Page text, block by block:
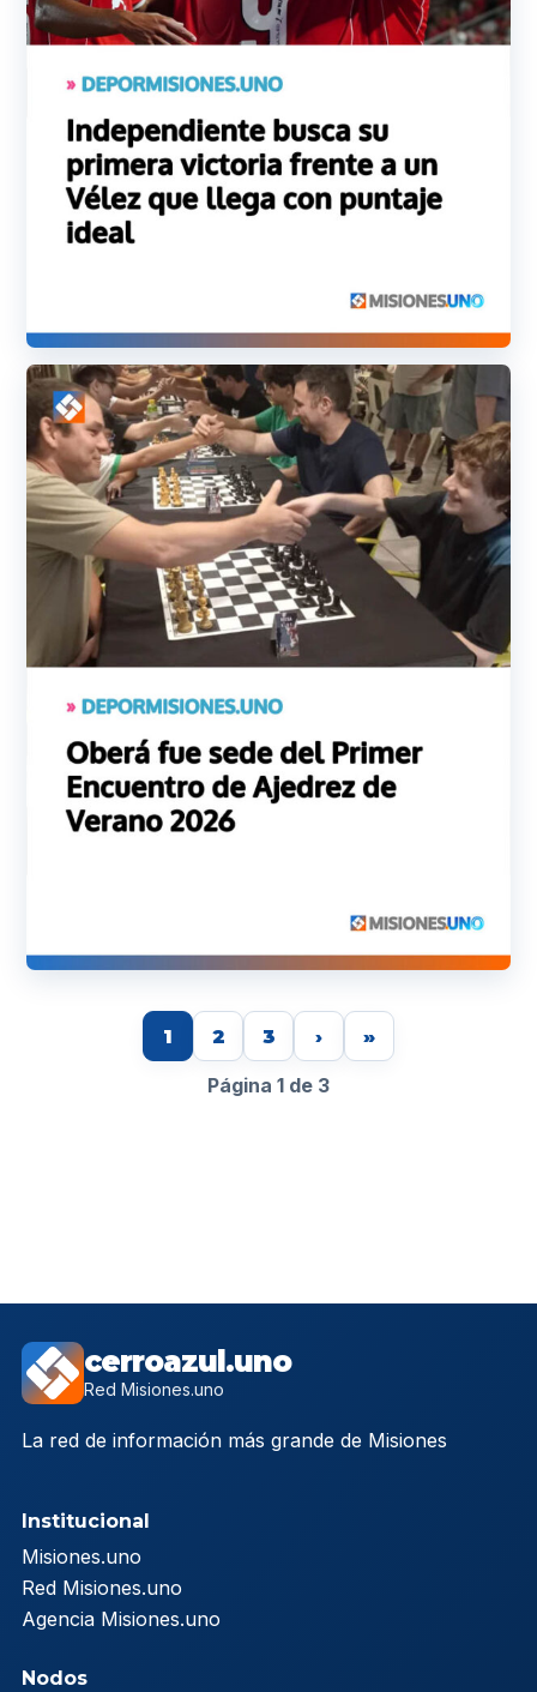
1 2 3 › »
Página 1 de 3
cerroazul.uno
Red Misiones.uno
La red de información más grande de Misiones
Institucional
Misiones.uno
Red Misiones.uno
Agencia Misiones.uno
Nodos